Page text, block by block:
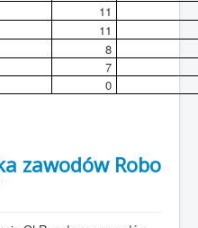
11
11
8
7
0
zawodów Robo